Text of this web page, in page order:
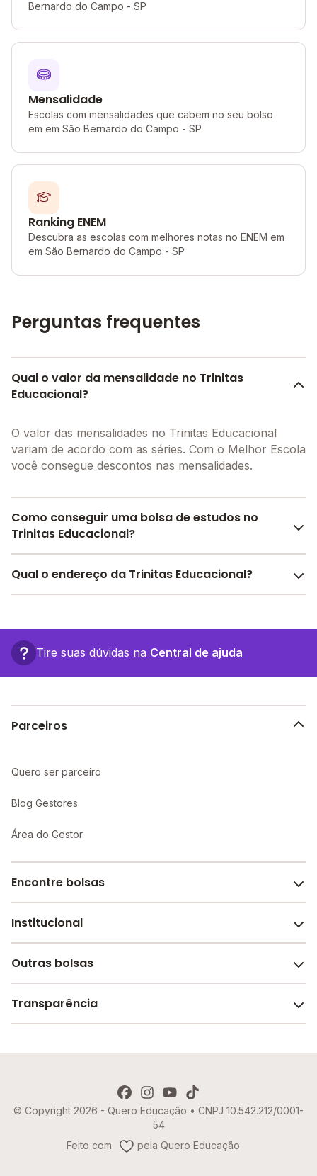
Bernardo do Campo - SP
Mensalidade
Escolas com mensalidades que cabem no seu bolso
em em São Bernardo do Campo - SP
Ranking ENEM
Descubra as escolas com melhores notas no ENEM em
em São Bernardo do Campo - SP
Perguntas frequentes
Qual o valor da mensalidade no Trinitas
Educacional?
O valor das mensalidades no Trinitas Educacional
variam de acordo com as séries. Com o Melhor Escola
você consegue descontos nas mensalidades.
Como conseguir uma bolsa de estudos no
Trinitas Educacional?
Pesquise bolsas disponíveis no Melhor Escola e
Qual o endereço da Trinitas Educacional?
Campo - SP.
Tire suas dúvidas na Central de ajuda
Parceiros
Quero ser parceiro
Blog Gestores
Área do Gestor
Encontre bolsas
Melhores escolas de São Paulo
Escolas por cidade e bairro
Institucional
Sobre o Melhor Escola
Revista Melhor Escola
Outras bolsas
Faculdades e universidades
Transparência
Política de Cookies
© Copyright 2026 - Quero Educação • CNPJ 10.542.212/0001-
54
Feito com
pela Quero Educação